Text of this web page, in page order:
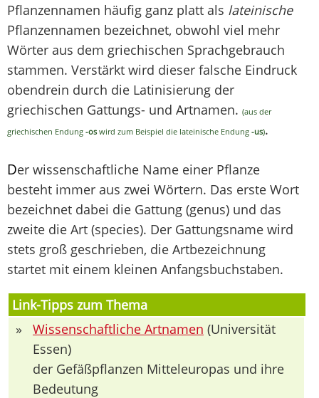
Pflanzennamen häufig ganz platt als lateinische
Pflanzennamen bezeichnet, obwohl viel mehr
Wörter aus dem griechischen Sprachgebrauch
stammen. Verstärkt wird dieser falsche Eindruck
obendrein durch die Latinisierung der
griechischen Gattungs- und Artnamen. (aus der
griechischen Endung -os wird zum Beispiel die lateinische Endung -us).
Der wissenschaftliche Name einer Pflanze
besteht immer aus zwei Wörtern. Das erste Wort
bezeichnet dabei die Gattung (genus) und das
zweite die Art (species). Der Gattungsname wird
stets groß geschrieben, die Artbezeichnung
startet mit einem kleinen Anfangsbuchstaben.
Link-Tipps zum Thema
»
Wissenschaftliche Artnamen (Universität
Essen)
der Gefäßpflanzen Mitteleuropas und ihre
Bedeutung